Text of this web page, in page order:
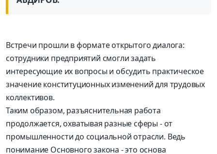
Встречи прошли в формате открытого диалога:
сотрудники предприятий смогли задать
интересующие их вопросы и обсудить практическое
значение конституционных изменений для трудовых
коллективов.
Таким образом, разъяснительная работа
продолжается, охватывая разные сферы - от
промышленности до социальной отрасли. Ведь
понимание Основного закона - это основа